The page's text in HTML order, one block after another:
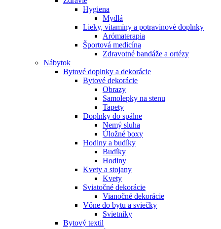
Hygiena
Mydlá
Lieky, vitamíny a potravinové doplnky
Arómaterapia
Športová medicína
Zdravotné bandáže a ortézy
Nábytok
Bytové doplnky a dekorácie
Bytové dekorácie
Obrazy
Samolepky na stenu
Tapety
Doplnky do spálne
Nemý sluha
Úložné boxy
Hodiny a budíky
Budíky
Hodiny
Kvety a stojany
Kvety
Sviatočné dekorácie
Vianočné dekorácie
Vône do bytu a sviečky
Svietniky
Bytový textil